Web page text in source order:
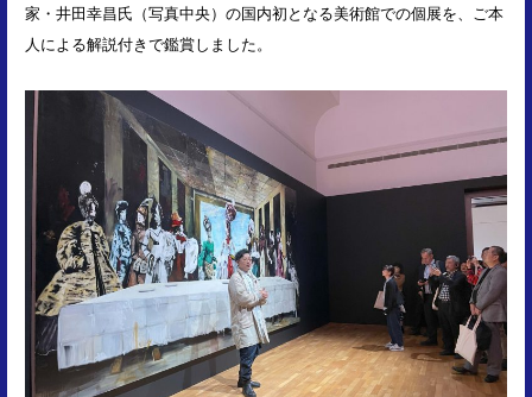
家・井田幸昌氏（写真中央）の国内初となる美術館での個展を、ご本
人による解説付きで鑑賞しました。